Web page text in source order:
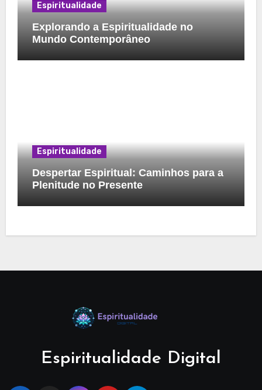
Espiritualidade
Explorando a Espiritualidade no
Mundo Contemporâneo
Espiritualidade
Despertar Espiritual: Caminhos para a
Plenitude no Presente
Espiritualidade Digital